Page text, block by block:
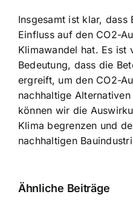
Insgesamt ist klar, dass
Einfluss auf den CO2-
Klimawandel hat. Es ist
Bedeutung, dass die
ergreift, um den CO2-
nachhaltige
können wir die
Klima begrenzen und
nachhaltigen
Ähnliche Beiträge